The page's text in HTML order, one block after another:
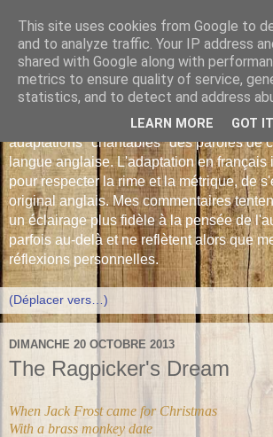
Les Monophonies
Polyphrène
Versions françaises inédites : déjà plus
adaptations "chantables" des paroles de
langue anglaise. L'adaptation en français
pour respecter la rime et la métrique, de
original anglais. Mes commentaires
un éclairage plus fidèle à la pensée de
parfois au-delà et ne reflètent alors que
réflexions personnelles.
DIMANCHE 20 OCTOBRE 2013
The Ragpicker's Dream
When Jack Frost came for Christmas
With a brass monkey date
This site uses cookies from Google to
and to analyze traffic. Your IP address
shared with Google along with
metrics to ensure quality of service,
statistics, and to detect and address
LEARN MORE GOT IT